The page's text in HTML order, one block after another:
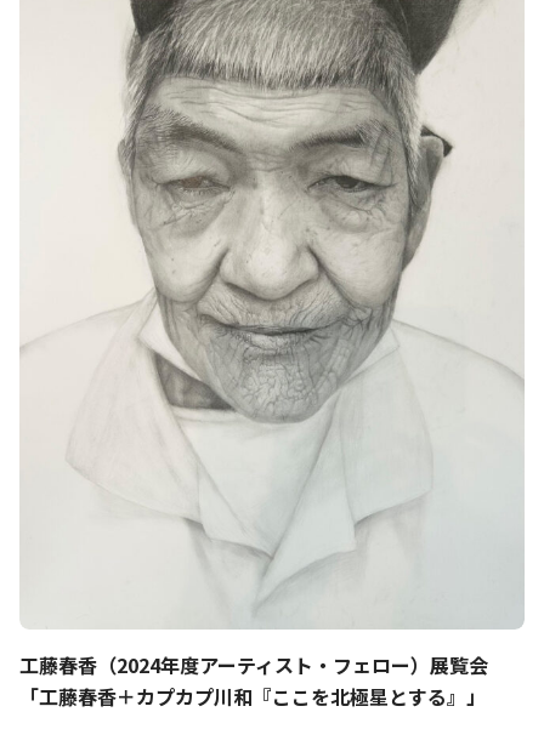
工藤春香（2024年度アーティスト・フェロー）展覧会
「工藤春香＋カプカプ川和『ここを北極星とする』」